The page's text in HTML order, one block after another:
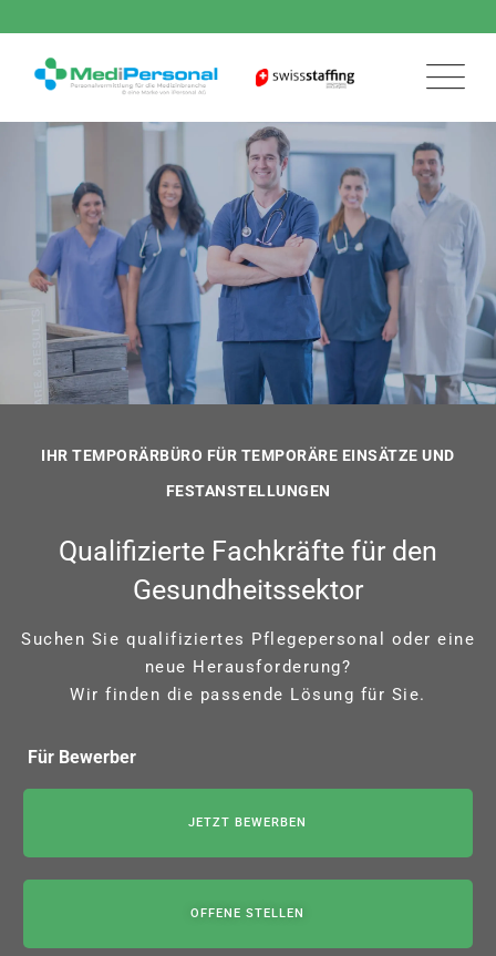
IHR TEMPORÄRBÜRO FÜR TEMPORÄRE EINSÄTZE UND
FESTANSTELLUNGEN
Qualifizierte Fachkräfte für den
Gesundheitssektor
Suchen Sie qualifiziertes Pflegepersonal oder eine
neue Herausforderung?
Wir finden die passende Lösung für Sie.
Für Bewerber
JETZT BEWERBEN
OFFENE STELLEN